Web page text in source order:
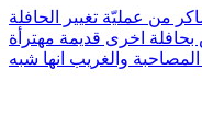
من عمليّة تغيير الحافلة
اخرى قديمة مهترأة